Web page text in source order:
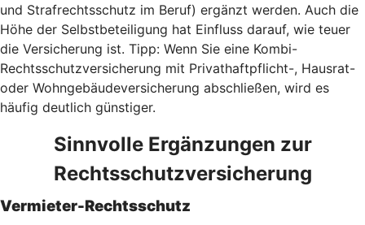
und Strafrechtsschutz im Beruf) ergänzt werden. Auch die
Höhe der Selbstbeteiligung hat Einfluss darauf, wie teuer
die Versicherung ist. Tipp: Wenn Sie eine Kombi-
Rechtsschutzversicherung mit Privathaftpflicht-, Hausrat-
oder Wohngebäudeversicherung abschließen, wird es
häufig deutlich günstiger.
Sinnvolle Ergänzungen zur
Rechtsschutzversicherung
Vermieter-Rechtsschutz